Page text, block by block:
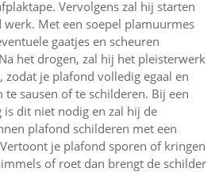
Vervolgens zal hij starten
Met een soepel plamuurmes
gaatjes en scheuren
het drogen, zal hij het pleisterwerk
zodat je plafond volledig egaal en
te sausen of te schilderen. Bij een
dit niet nodig en zal hij de
plafond schilderen met een
je plafond sporen of kringen
of roet dan brengt de schilder